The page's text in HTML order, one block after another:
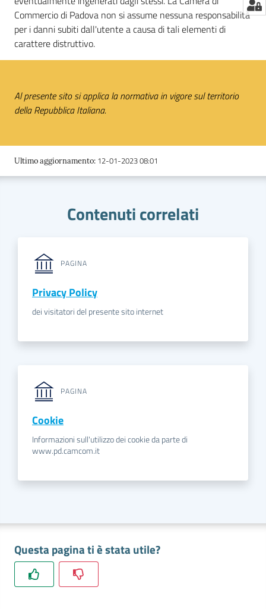
Commercio di Padova non si assume nessuna responsabilità
per i danni subiti dall'utente a causa di tali elementi di
carattere distruttivo.
Al presente sito si applica la normativa in vigore sul territorio
della Repubblica Italiana.
Ultimo aggiornamento: 12-01-2023 08:01
Contenuti correlati
PAGINA
Privacy Policy
dei visitatori del presente sito internet
PAGINA
Cookie
Informazioni sull'utilizzo dei cookie da parte di
www.pd.camcom.it
Questa pagina ti è stata utile?